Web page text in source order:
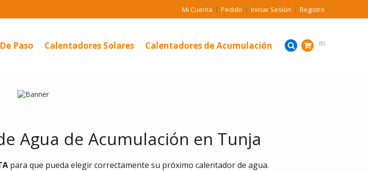
Mi Cuenta Pedido Iniciar Sesión Registro
Paso Calentadores Solares Calentadores de Acumulación 0
Agua de Acumulación en Tunja
para que pueda elegir correctamente su próximo calentador de agua.